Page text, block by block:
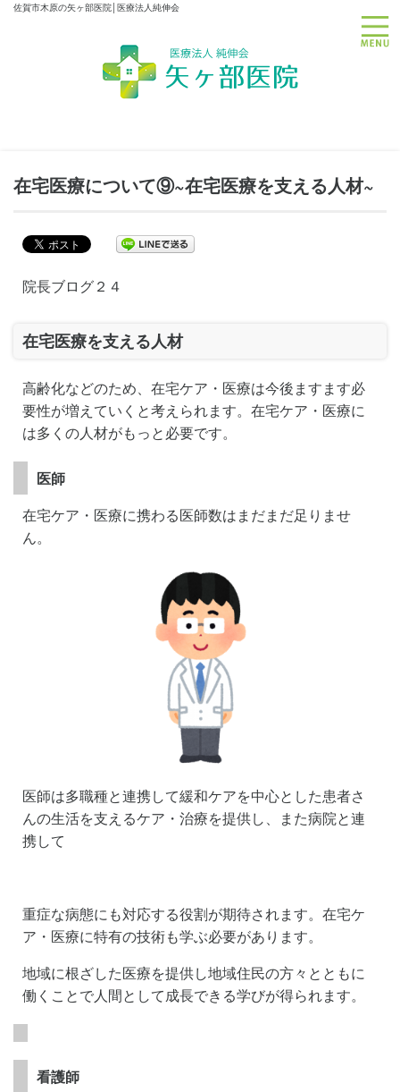
佐賀市木原の矢ヶ部医院│医療法人純伸会
在宅医療について⑨~在宅医療を支える人材~
院長ブログ２４
在宅医療を支える人材
高齢化などのため、在宅ケア・医療は今後ますます必
要性が増えていくと考えられます。在宅ケア・医療に
は多くの人材がもっと必要です。
医師
在宅ケア・医療に携わる医師数はまだまだ足りませ
ん。
医師は多職種と連携して緩和ケアを中心とした患者さ
んの生活を支えるケア・治療を提供し、また病院と連
携して
重症な病態にも対応する役割が期待されます。在宅ケ
ア・医療に特有の技術も学ぶ必要があります。
地域に根ざした医療を提供し地域住民の方々とともに
働くことで人間として成長できる学びが得られます。
看護師